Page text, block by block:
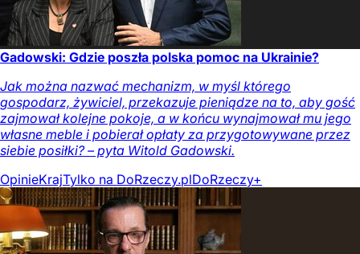
Gadowski: Gdzie poszła polska pomoc na Ukrainie?
Jak można nazwać mechanizm, w myśl którego
gospodarz, żywiciel, przekazuje pieniądze na to, aby gość
zajmował kolejne pokoje, a w końcu wynajmował mu jego
własne meble i pobierał opłaty za przygotowywane przez
siebie posiłki? – pyta Witold Gadowski.
OpinieKrajTylko na DoRzeczy.plDoRzeczy+